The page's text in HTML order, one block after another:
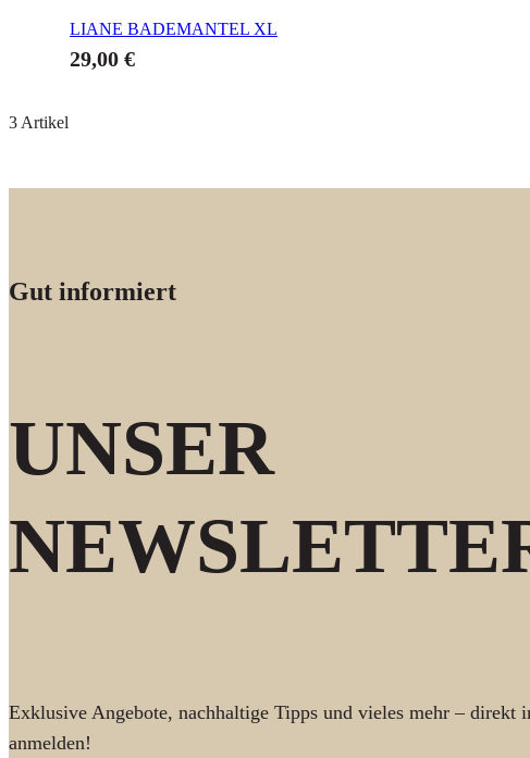
LIANE BADEMANTEL XL
29,00 €
3 Artikel
Gut informiert
UNSER
Exklusive Angebote, nachhaltige Tipps und vieles mehr – direkt
anmelden!